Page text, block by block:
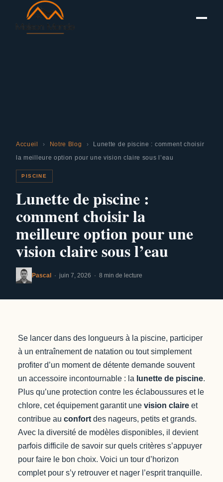
Accueil › Notre Blog › Lunette de piscine : comment choisir
la meilleure option pour une vision claire sous l’eau
PISCINE
Lunette de piscine :
comment choisir la
meilleure option pour une
vision claire sous l’eau
Pascal · juin 7, 2026 · 8 min de lecture
Se lancer dans des longueurs à la piscine, participer
à un entraînement de natation ou tout simplement
profiter d’un moment de détente demande souvent
un accessoire incontournable : la lunette de piscine.
Plus qu’une protection contre les éclaboussures et le
chlore, cet équipement garantit une vision claire et
contribue au confort des nageurs, petits et grands.
Avec la diversité de modèles disponibles, il devient
parfois difficile de savoir sur quels critères s’appuyer
pour faire le bon choix. Voici un tour d’horizon
complet pour s’y retrouver et nager l’esprit tranquille.